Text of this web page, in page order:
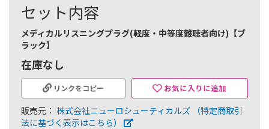
セット内容
メディカルリスニングプラグ(軽度・中等度難聴者向け)【ブ
ラック】
在庫なし
お気に入りに追加
リンクをコピー
販売元： 株式会社ニューロシューティカルズ
（特定商取引
法に基づく表示はこちら）